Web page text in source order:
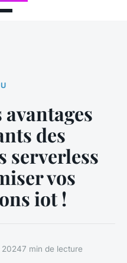
des
serverless
vos
iot !
20247 min de lecture